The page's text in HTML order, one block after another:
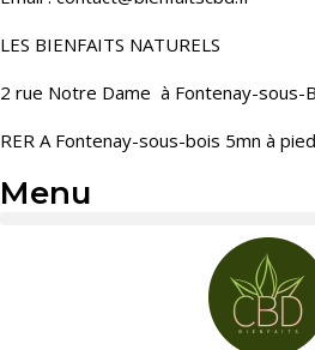
LES BIENFAITS NATURELS
2 rue Notre Dame à Fontenay-sous-
RER A Fontenay-sous-bois 5mn à pied
Menu